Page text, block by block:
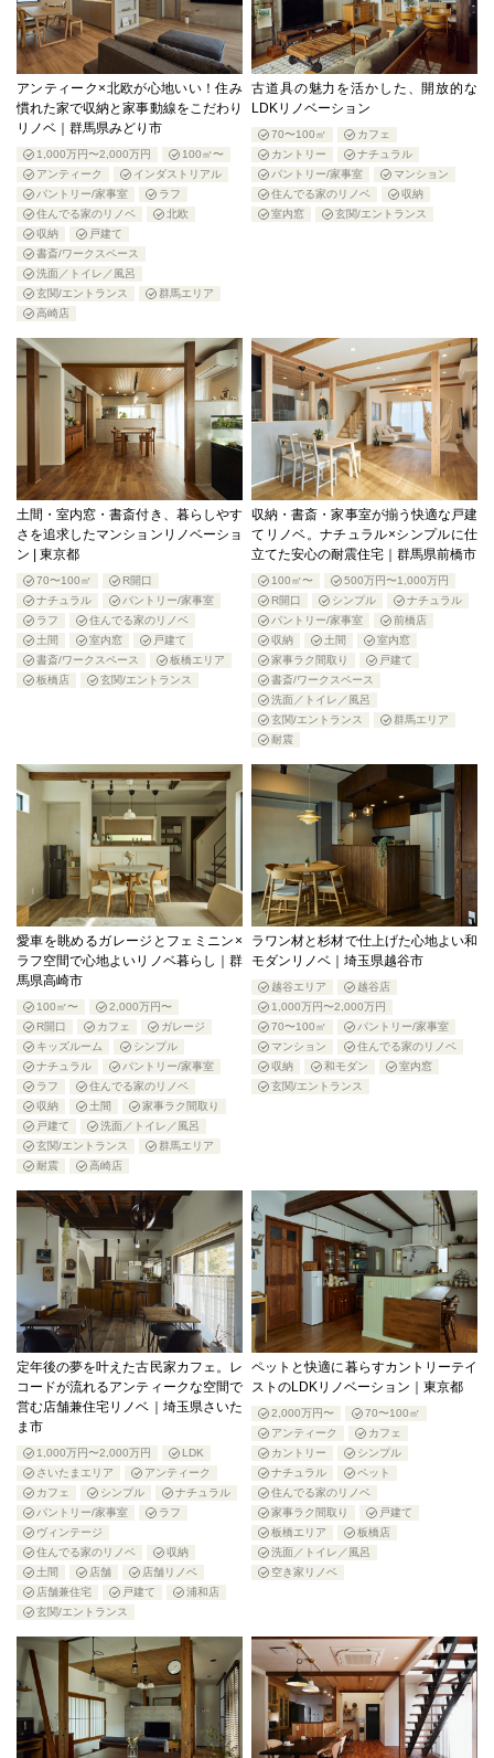
アンティーク×北欧が心地いい！住み
慣れた家で収納と家事動線をこだわり
リノベ｜群馬県みどり市
1,000万円〜2,000万円
100㎡〜
アンティーク
インダストリアル
パントリー/家事室
ラフ
住んでる家のリノベ
北欧
収納
戸建て
書斎/ワークスペース
洗面／トイレ／風呂
玄関/エントランス
群馬エリア
高崎店
古道具の魅力を活かした、開放的な
LDKリノベーション
70〜100㎡
カフェ
カントリー
ナチュラル
パントリー/家事室
マンション
住んでる家のリノベ
収納
室内窓
玄関/エントランス
土間・室内窓・書斎付き、暮らしやす
さを追求したマンションリノベーショ
ン | 東京都
70〜100㎡
R開口
ナチュラル
パントリー/家事室
ラフ
住んでる家のリノベ
土間
室内窓
戸建て
書斎/ワークスペース
板橋エリア
板橋店
玄関/エントランス
収納・書斎・家事室が揃う快適な戸建
てリノベ。ナチュラル×シンプルに仕
立てた安心の耐震住宅｜群馬県前橋市
100㎡〜
500万円〜1,000万円
R開口
シンプル
ナチュラル
パントリー/家事室
前橋店
収納
土間
室内窓
家事ラク間取り
戸建て
書斎/ワークスペース
洗面／トイレ／風呂
玄関/エントランス
群馬エリア
耐震
愛車を眺めるガレージとフェミニン×
ラフ空間で心地よいリノベ暮らし｜群
馬県高崎市
100㎡〜
2,000万円〜
R開口
カフェ
ガレージ
キッズルーム
シンプル
ナチュラル
パントリー/家事室
ラフ
住んでる家のリノベ
収納
土間
家事ラク間取り
戸建て
洗面／トイレ／風呂
玄関/エントランス
群馬エリア
耐震
高崎店
ラワン材と杉材で仕上げた心地よい和
モダンリノベ｜埼玉県越谷市
越谷エリア
越谷店
1,000万円〜2,000万円
70〜100㎡
パントリー/家事室
マンション
住んでる家のリノベ
収納
和モダン
室内窓
玄関/エントランス
定年後の夢を叶えた古民家カフェ。レ
コードが流れるアンティークな空間で
営む店舗兼住宅リノベ｜埼玉県さいた
ま市
1,000万円〜2,000万円
LDK
さいたまエリア
アンティーク
カフェ
シンプル
ナチュラル
パントリー/家事室
ラフ
ヴィンテージ
住んでる家のリノベ
収納
土間
店舗
店舗リノベ
店舗兼住宅
戸建て
浦和店
玄関/エントランス
ペットと快適に暮らすカントリーテイ
ストのLDKリノベーション｜東京都
2,000万円〜
70〜100㎡
アンティーク
カフェ
カントリー
シンプル
ナチュラル
ペット
住んでる家のリノベ
家事ラク間取り
戸建て
板橋エリア
板橋店
洗面／トイレ／風呂
空き家リノベ